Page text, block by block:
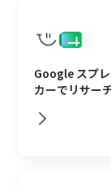
Google スプ
カーでリサー